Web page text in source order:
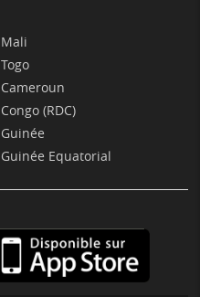
Mali
Togo
Cameroun
Congo (RDC)
Guinée
Guinée Equatorial